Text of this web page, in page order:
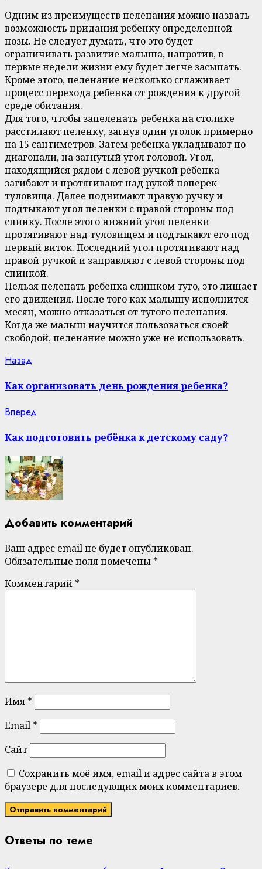
Одним из преимуществ пеленания можно назвать
возможность придания ребенку определенной
позы. Не следует думать, что это будет
ограничивать развитие малыша, напротив, в
первые недели жизни ему будет легче засыпать.
Кроме этого, пеленание несколько сглаживает
процесс перехода ребенка от рождения к другой
среде обитания.
Для того, чтобы запеленать ребенка на столике
расстилают пеленку, загнув один уголок примерно
на 15 сантиметров. Затем ребенка укладывают по
диагонали, на загнутый угол головой. Угол,
находящийся рядом с левой ручкой ребенка
загибают и протягивают над рукой поперек
туловища. Далее поднимают правую ручку и
подтыкают угол пеленки с правой стороны под
спинку. После этого нижний угол пеленки
протягивают над туловищем и подтыкают его под
первый виток. Последний угол протягивают над
правой ручкой и заправляют с левой стороны под
спинкой.
Нельзя пеленать ребенка слишком туго, это лишает
его движения. После того как малышу исполнится
месяц, можно отказаться от тугого пеленания.
Когда же малыш научится пользоваться своей
свободой, пеленание можно уже не использовать.
Continue
Reading
Назад
Как организовать день рождения ребенка?
Вперед
Как подготовить ребёнка к детскому саду?
Добавить комментарий
Ваш адрес email не будет опубликован.
Обязательные поля помечены *
Комментарий *
Имя *
Email *
Сайт
Сохранить моё имя, email и адрес сайта в этом
браузере для последующих моих комментариев.
Ответы по теме